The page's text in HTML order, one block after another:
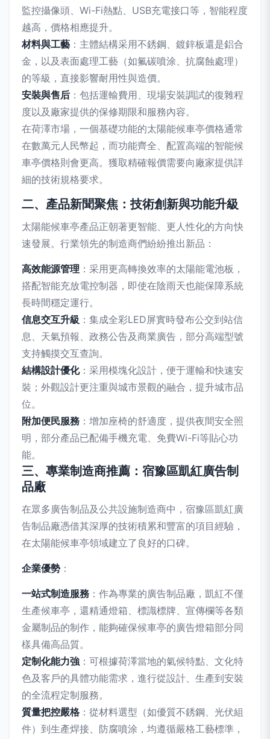
監控攝像頭、Wi-Fi熱點、USB充電接口等，智能程度
越高，價格相應提升。
材料與工藝 ：主體結構采用不銹鋼、鍍鋅板還是鋁合
金，以及表面處理工藝（如氟碳噴涂、抗腐蝕處理）
的等級，直接影響耐用性與造價。
安裝與售后 ：包括運輸費用、現場安裝調試的復雜程
度以及廠家提供的保修期限和服務內容。
在荷澤市場，一個基礎功能的太陽能候車亭價格通常
在數萬元人民幣起，而功能齊全、配置高端的智能候
車亭價格則會更高。獲取精確報價需要向廠家提供詳
細的技術規格要求。
二、產品新聞聚焦：技術創新與功能升級
太陽能候車亭產品正朝著更智能、更人性化的方向快
速發展。行業領先的制造商們紛紛推出新品：
高效能源管理 ：采用更高轉換效率的太陽能電池板，
搭配智能充放電控制器，即使在陰雨天也能保障系統
長時間穩定運行。
信息交互升級 ：集成全彩LED屏實時發布公交到站信
息、天氣預報、政務公告及商業廣告，部分高端型號
支持觸摸交互查詢。
結構設計優化：采用模塊化設計，便于運輸和快速安
裝；外觀設計更注重與城市景觀的融合，提升城市品
位。
附加便民服務 ：增加座椅的舒適度，提供夜間安全照
明，部分產品已配備手機充電、免費Wi-Fi等貼心功
能。
三、專業制造商推薦：宿豫區凱紅廣告制
品廠
在眾多廣告制品及公共設施制造商中，宿豫區凱紅廣
告制品廠憑借其深厚的技術積累和豐富的項目經驗，
在太陽能候車亭領域建立了良好的口碑。
企業優勢 ：
一站式制造服務 ：作為專業的廣告制品廠，凱紅不僅
生產候車亭，還精通燈箱、標識標牌、宣傳欄等各類
金屬制品的制作，能夠確保候車亭的廣告燈箱部分同
樣具備高品質。
定制化能力強 ：可根據荷澤當地的氣候特點、文化特
色及客戶的具體功能需求，進行從設計、生產到安裝
的全流程定制服務。
質量把控嚴格 ：從材料選型（如優質不銹鋼、光伏組
件）到生產焊接、防腐噴涂，均遵循嚴格工藝標準，